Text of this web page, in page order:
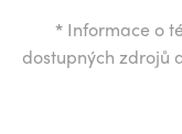
* Informace o
dostupných zdrojů